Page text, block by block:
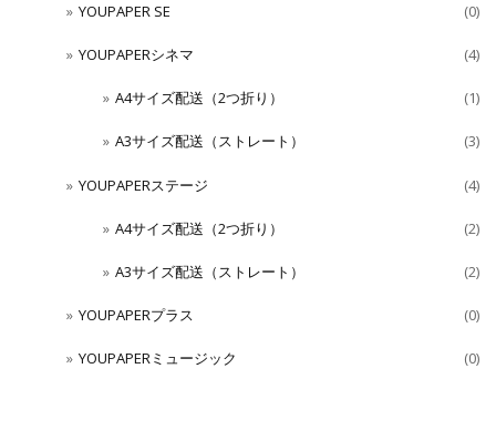
YOUPAPER SE (0)
YOUPAPERシネマ (4)
A4サイズ配送（2つ折り） (1)
A3サイズ配送（ストレート） (3)
YOUPAPERステージ (4)
A4サイズ配送（2つ折り） (2)
A3サイズ配送（ストレート） (2)
YOUPAPERプラス (0)
YOUPAPERミュージック (0)